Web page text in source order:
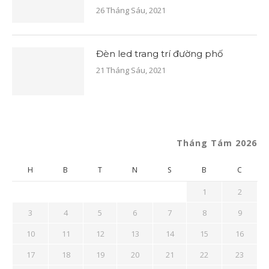
26 Tháng Sáu, 2021
Đèn led trang trí đường phố
21 Tháng Sáu, 2021
Tháng Tám 2026
H B T N S B C
1
2
3
4 5 6 7 8
9
10
11 12 13 14 15
16
17
18 19 20 21 22
23